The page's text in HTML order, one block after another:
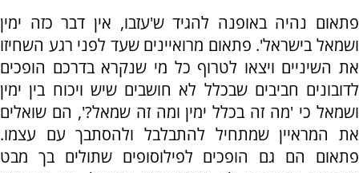
פתאום נהיה באופנה להגיד ש'עזבו, אין דבר כזה ימין
ושמאל בישראל'. פתאום מרואיינים שעד לפני רגע השחיזו
את השיניים ויצאו לטרוף כל מי שנקרא בדרכם הופכים
לדובונים חביבים שבכלל לא חושבים שיש ויכוח בין ימין
ושמאל כי 'מה זה בכלל ימין ומה זה שמאל?', הם שואלים
את המראיין שמתחיל להתבלבל ולהסתבך עם עצמו.
פתאום הם גם הופכים לפילוסופים שתולים בך מבט